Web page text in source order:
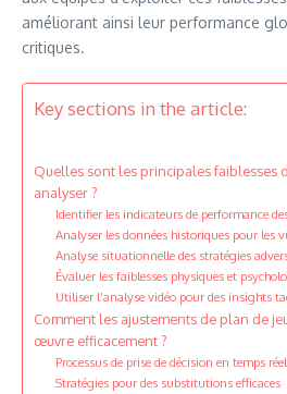
améliorant ainsi leur performance
critiques.
Key sections in the article:
Quelles sont les principales faiblesses
analyser ?
Identifier les indicateurs de performance
Analyser les données historiques pour les
Analyse situationnelle des stratégies
Évaluer les faiblesses physiques et
Utiliser l’analyse vidéo pour des insights
Comment les ajustements de plan de
œuvre efficacement ?
Processus de prise de décision en temps réel
Stratégies pour des substitutions efficaces